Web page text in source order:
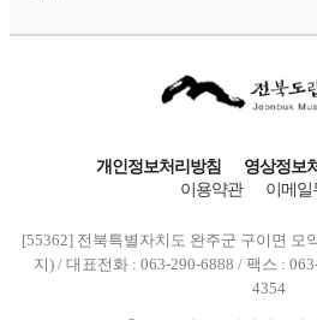
개인정보처리방침
영상정보
이용약관
이메일
[55362] 전북특별자치도 완주군 구이면 모
지) / 대표전화 : 063-290-6888 / 팩스 :
4354